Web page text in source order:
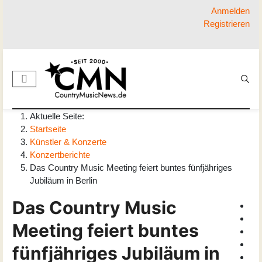
Anmelden
Registrieren
Aktuelle Seite:
Startseite
Künstler & Konzerte
Konzertberichte
Das Country Music Meeting feiert buntes fünfjähriges
Jubiläum in Berlin
Das Country Music
Meeting feiert buntes
fünfjähriges Jubiläum in